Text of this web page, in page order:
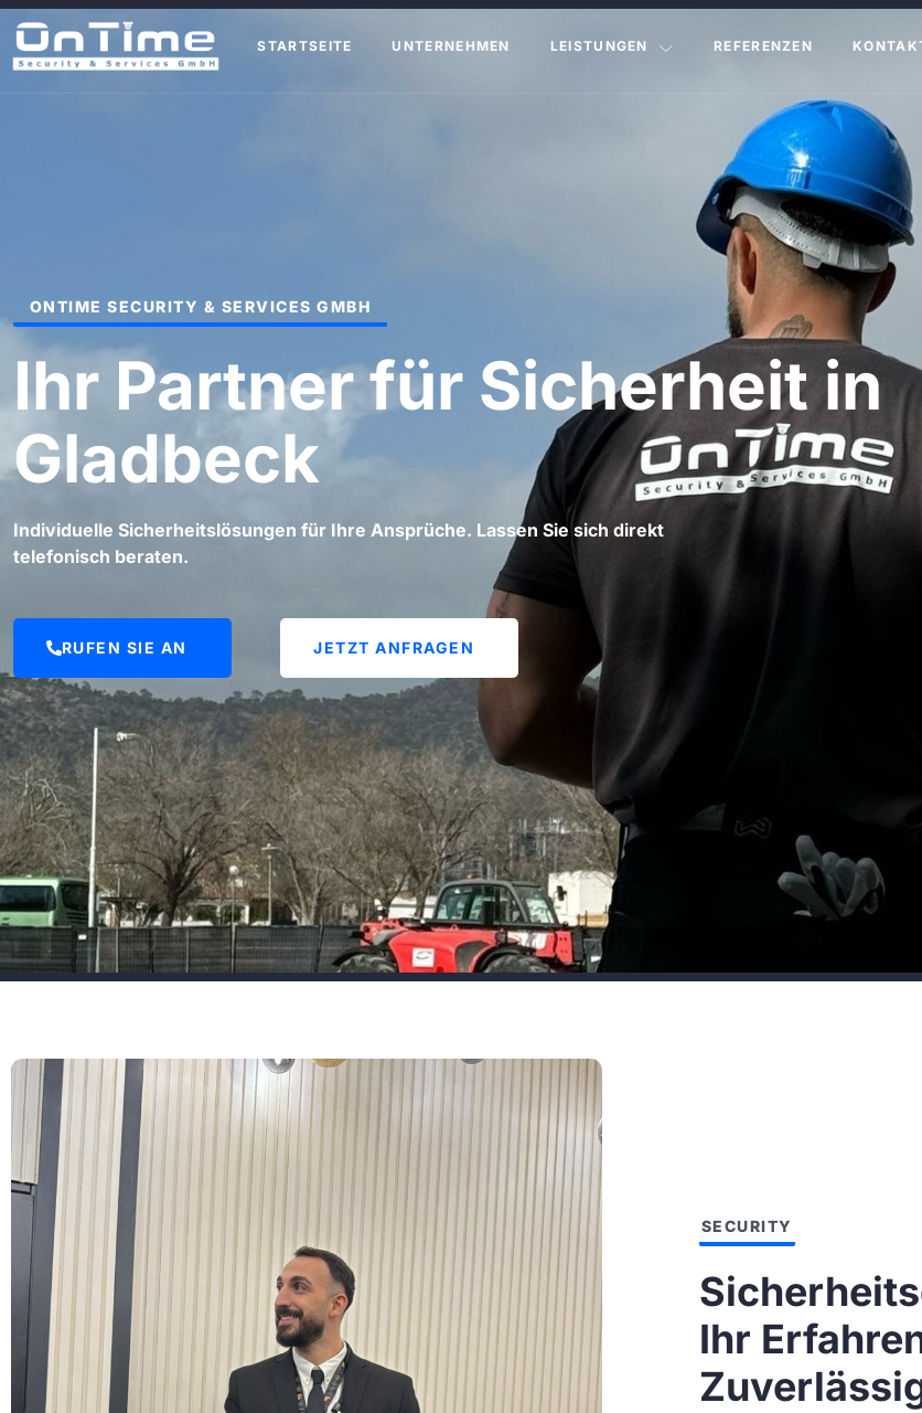
STARTSEITE UNTERNEHMEN LEISTUNGEN REFERENZEN
ONTIME SECURITY & SERVICES GMBH
Ihr Partner für Sicherheit in
Gladbeck
Individuelle Sicherheitslösungen für Ihre Ansprüche. Lassen Sie sich direkt
telefonisch beraten.
RUFEN SIE AN JETZT ANFRAGEN
SECURITY
Ihr